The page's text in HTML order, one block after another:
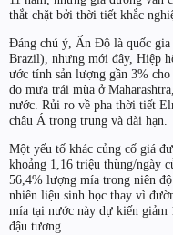
thắt chặt bởi thời tiết khắc
Đáng chú ý, Ấn Độ là quốc gia
Brazil), nhưng mới đây, Hiệp
ước tính sản lượng gần 3%
do mưa trái mùa ở
nước. Rủi ro về pha thời tiết
châu Á trong trung và dài hạn.
Một yếu tố khác củng cố giá
khoảng 1,16 triệu thùng/ngày
56,4% lượng mía trong niên
nhiên liệu sinh học thay vì
mía tại nước này dự kiến giảm
đậu tương.